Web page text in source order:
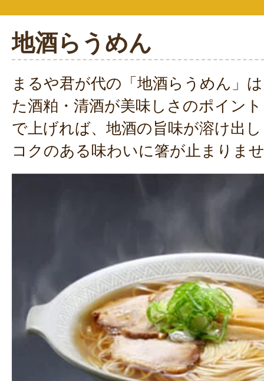
地酒らうめん
まるや君が代の「地酒らうめん」
た酒粕・清酒が美味しさのポイン
で上げれば、地酒の旨味が溶け出
コクのある味わいに箸が止まりま